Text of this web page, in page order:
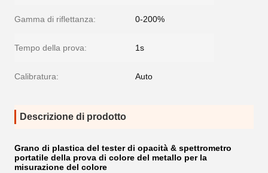
Gamma di riflettanza: 0-200%
Tempo della prova: 1s
Calibratura: Auto
Descrizione di prodotto
Grano di plastica del tester di opacità & spettrometro
portatile della prova di colore del metallo per la
misurazione del colore